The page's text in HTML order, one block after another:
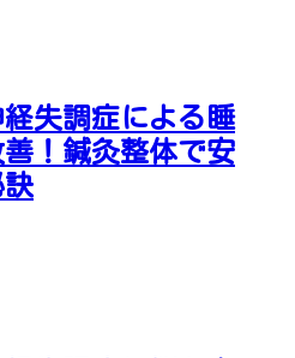
失調症による睡
！鍼灸整体で安
訣